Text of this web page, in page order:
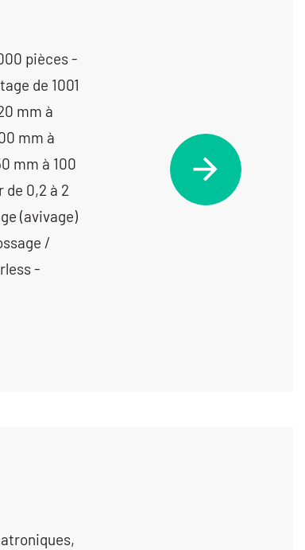
pièces -
de 1001
mm à
mm à
mm à 100
de 0,2 à 2
(avivage)
/
-
cm3 - Usinage / 4 axes / moyenne série (de 1001 à 10 000 pièces) < 350 cm3 - Usinage / 4 axes / moyenne série (de 1001 à 10 000 pièces) entre 350 cm3 et 1000 cm3 - Usinage / 4 axes /petite série (de 10 à 1000 pièces) < 350 cm3 -